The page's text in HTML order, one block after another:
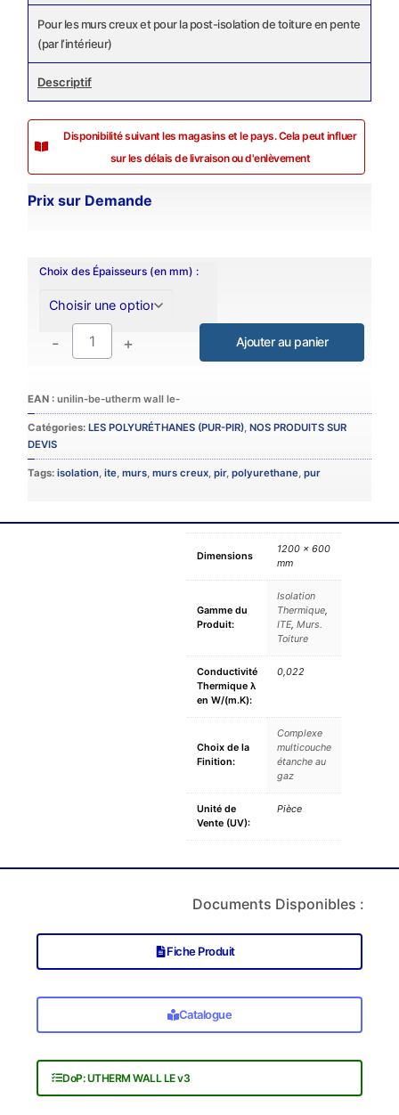
Pour les murs creux et pour la post-isolation de toiture en pente
(par l’intérieur)
Descriptif
Disponibilité suivant les magasins et le pays. Cela peut influer
sur les délais de livraison ou d'enlèvement
Prix sur Demande
Choix des Épaisseurs (en mm) :
- +
Catégories: LES POLYURÉTHANES (PUR-PIR), NOS PRODUITS SUR
DEVIS
Tags: isolation, ite, murs, murs creux, pir, polyurethane, pur
Dimensions
1200 × 600
mm
Gamme du
Produit:
Isolation
Thermique,
ITE, Murs.
Toiture
Conductivité
Thermique λ
en W/(m.K):
0,022
Choix de la
Finition:
Complexe
multicouche
étanche au
gaz
Unité de
Vente (UV):
Pièce
Documents Disponibles :
Fiche Produit
Catalogue
DoP: UTHERM WALL LE v3